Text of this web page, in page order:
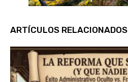
ARTÍCULOS RELACIONADOS